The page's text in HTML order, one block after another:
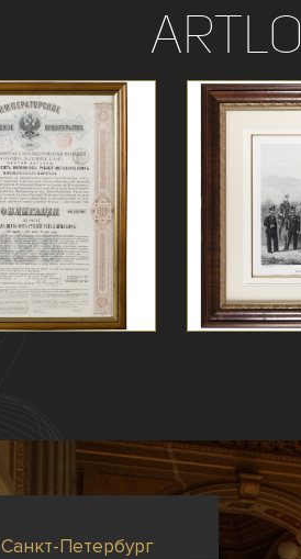
Санкт-Петербург